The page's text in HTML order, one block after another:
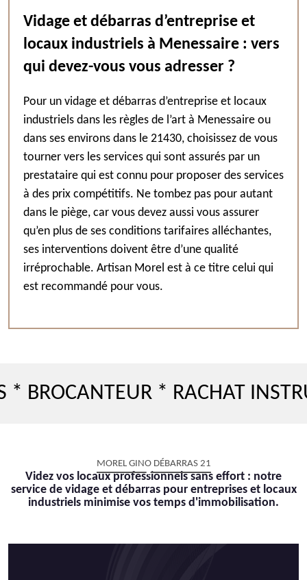
Vidage et débarras d’entreprise et
locaux industriels à Menessaire : vers
qui devez-vous vous adresser ?
Pour un vidage et débarras d’entreprise et locaux
industriels dans les règles de l’art à Menessaire ou
dans ses environs dans le 21430, choisissez de vous
tourner vers les services qui sont assurés par un
prestataire qui est connu pour proposer des services
à des prix compétitifs. Ne tombez pas pour autant
dans le piège, car vous devez aussi vous assurer
qu’en plus de ses conditions tarifaires alléchantes,
ses interventions doivent être d’une qualité
irréprochable. Artisan Morel est à ce titre celui qui
est recommandé pour vous.
* RACHAT
MOREL GINO DÉBARRAS 21
Videz vos locaux professionnels sans effort : notre
service de vidage et débarras pour entreprises et locaux
industriels minimise vos temps d'immobilisation.